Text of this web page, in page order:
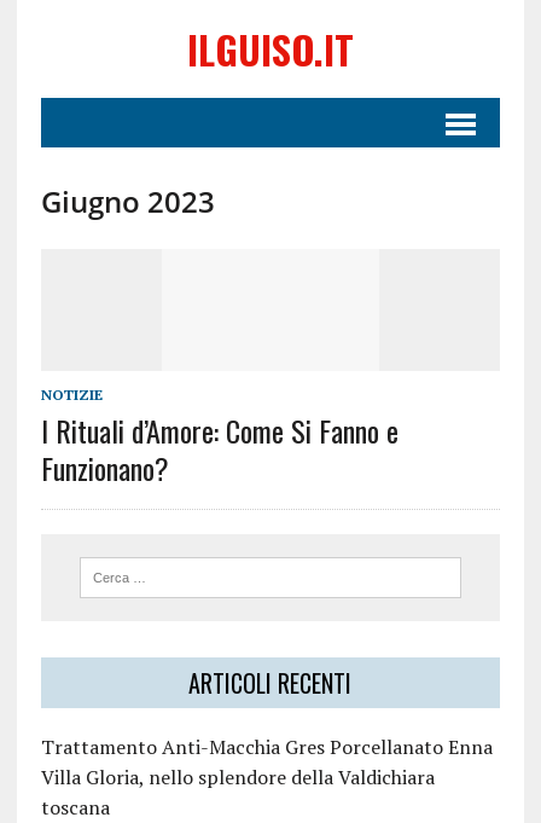
ILGUISO.IT
Giugno 2023
NOTIZIE
I Rituali d’Amore: Come Si Fanno e
Funzionano?
ARTICOLI RECENTI
Trattamento Anti-Macchia Gres Porcellanato Enna
Villa Gloria, nello splendore della Valdichiara
toscana